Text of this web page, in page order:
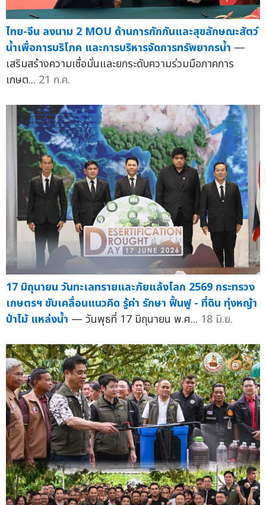
ไทย-จีน ลงนาม 2 MOU ด้านการกักกันและสุขลักษณะสัตว์
น้ำเพื่อการบริโภค และการบริหารจัดการทรัพยากรน้ำ —
เสริมสร้างความเชื่อมั่นและยกระดับความร่วมมือภาคการ
เกษต... 21 ก.ค.
17 มิถุนายน วันทะเลทรายและภัยแล้งโลก 2569 กระทรวง
เกษตรฯ ขับเคลื่อนแนวคิด รู้ค่า รักษา ฟื้นฟู - ที่ดิน ทุ่งหญ้า
ป่าไม้ แหล่งน้ำ — วันพุธที่ 17 มิถุนายน พ.ศ... 18 มิ.ย.